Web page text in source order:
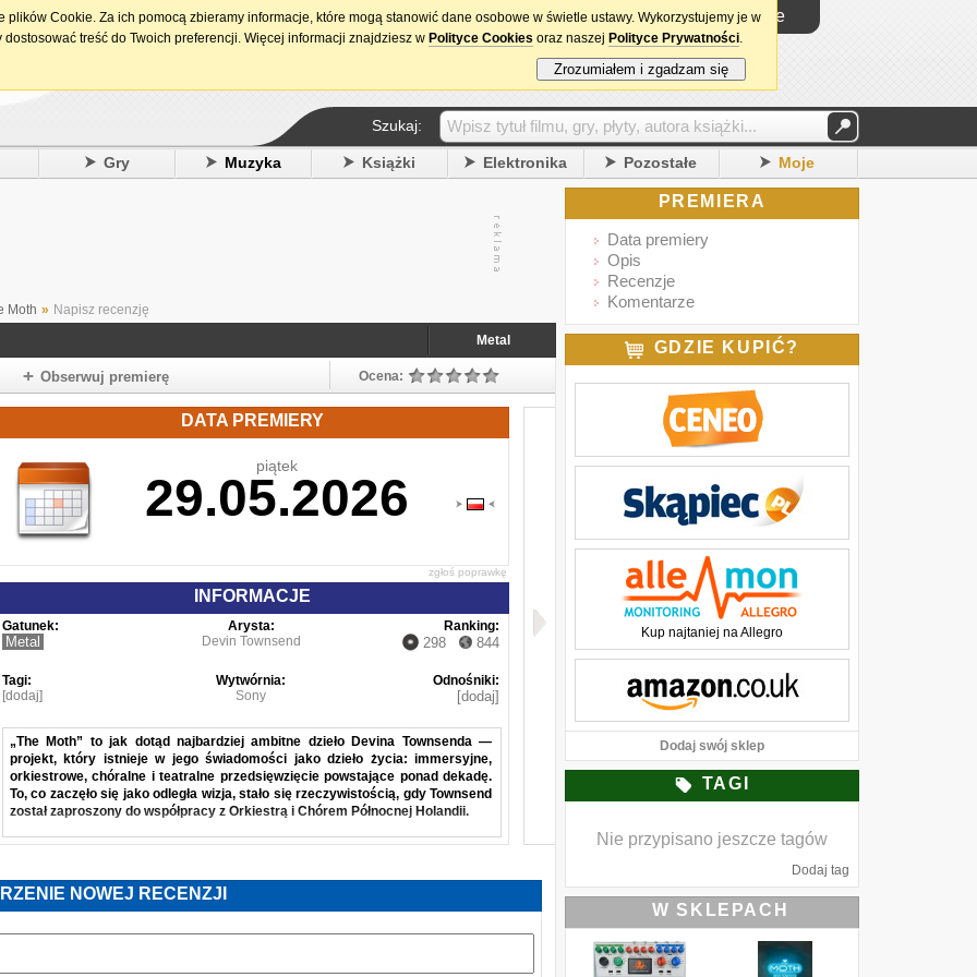
15. urodziny DataPremiery.pl Logowanie
Szukaj:
Gry Muzyka Książki Elektronika Pozostałe Moje
Moth » Napisz recenzję
Metal
Obserwuj premierę Ocena:
DATA PREMIERY
piątek
29.05.2026
zgłoś poprawkę
INFORMACJE
Gatunek:
Metal
Arysta:
Devin Townsend
Ranking:
298 844
Tagi:
[dodaj]
Wytwórnia:
Sony
Odnośniki:
[dodaj]
„The Moth” to jak dotąd najbardziej ambitne dzieło Devina Townsenda —
projekt, który istnieje w jego świadomości jako dzieło życia: immersyjne,
orkiestrowe, chóralne i teatralne przedsięwzięcie powstające ponad dekadę.
To, co zaczęło się jako odległa wizja, stało się rzeczywistością, gdy Townsend
został zaproszony do współpracy z Orkiestrą i Chórem Północnej Holandii.
The Mothzostało od podstaw pomyślane jako w pełni zorkiestrowana narracja.
Townsend spędził lata, ponownie zgłębiając podstawy muzyki, by samodzielnie
napisać partyturę: harmonię, kontrapunkt i orkiestrację zbudował od nowa,
korzystając z profesjonalnej pomocy Josepha Stevensona. Efektem jest
NOWEJ RECENZJI
PREMIERA
Data premiery
Opis
Recenzje
Komentarze
GDZIE KUPIĆ?
Kup najtaniej na Allegro
Dodaj swój sklep
TAGI
Nie przypisano jeszcze tagów
Dodaj tag
W SKLEPACH
Cookie. Za ich pomocą zbieramy informacje, które mogą stanowić dane osobowe w świetle ustawy. Wykorzystujemy je w
treść do Twoich preferencji. Więcej informacji znajdziesz w Polityce Cookies oraz naszej Polityce Prywatności.
Zrozumiałem i zgadzam się